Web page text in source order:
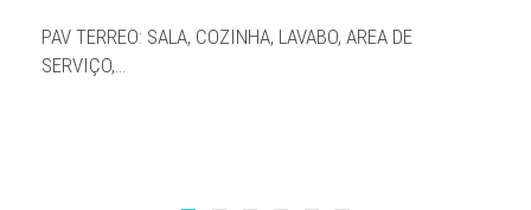
PAV TERREO: SALA, COZINHA, LAVABO, AREA DE
SERVIÇO,…